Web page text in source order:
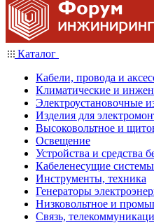
Каталог
Кабели, провода и
Климатические и
Электроустановочные
Изделия для
Высоковольтное и
Освещение
Устройства и средства
Кабеленесущие системы
Инструменты, техника
Генераторы
Низковольтное и
Связь,